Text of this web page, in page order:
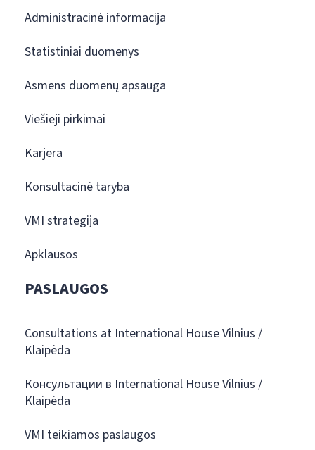
Administracinė informacija
Statistiniai duomenys
Asmens duomenų apsauga
Viešieji pirkimai
Karjera
Konsultacinė taryba
VMI strategija
Apklausos
PASLAUGOS
Consultations at International House Vilnius /
Klaipėda
Консультации в International House Vilnius /
Klaipėda
VMI teikiamos paslaugos